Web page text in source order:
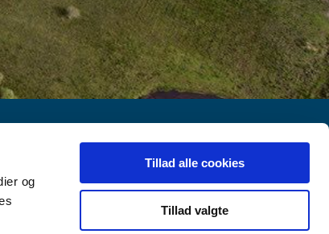
og
Tillad alle cookies
Tillad valgte
Fra Holme Å til Karlsgårde
6800 Varde